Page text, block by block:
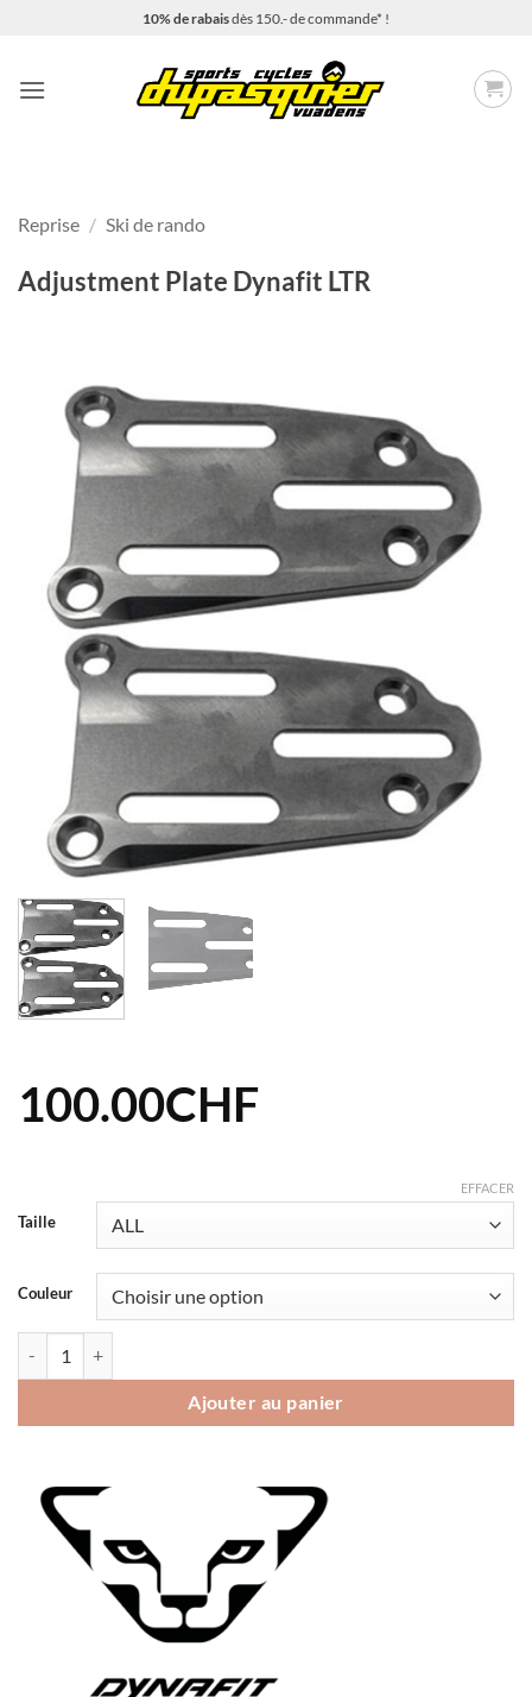
10% de rabaisdès 150.- de commande* !
Reprise / Ski de rando
Adjustment Plate Dynafit LTR
100.00CHF
Taille
Couleur
EFFACER
Ajouter au panier